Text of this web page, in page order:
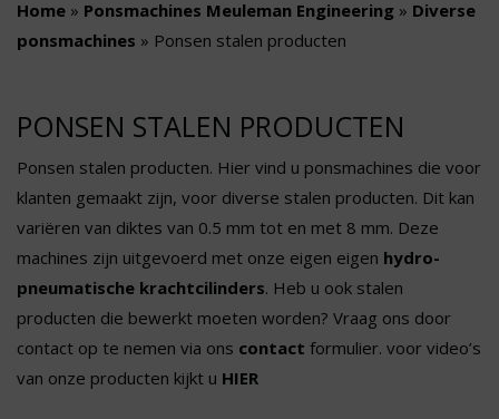
Home » Ponsmachines Meuleman Engineering » Diverse
ponsmachines » Ponsen stalen producten
PONSEN STALEN PRODUCTEN
Ponsen stalen producten. Hier vind u ponsmachines die voor
klanten gemaakt zijn, voor diverse stalen producten. Dit kan
variëren van diktes van 0.5 mm tot en met 8 mm. Deze
machines zijn uitgevoerd met onze eigen eigen hydro-
pneumatische krachtcilinders. Heb u ook stalen
producten die bewerkt moeten worden? Vraag ons door
contact op te nemen via ons contact formulier. voor video’s
van onze producten kijkt u HIER